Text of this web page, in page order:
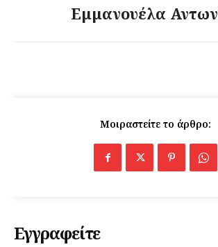
Εμμανουέλα
Μοιραστείτε το άρθρο:
Εγγραφείτε